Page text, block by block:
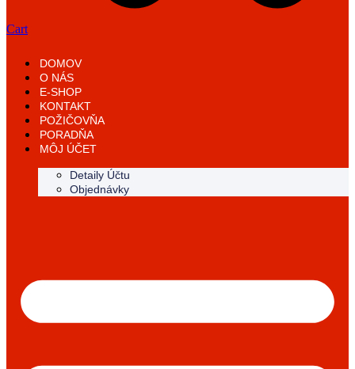
Cart
DOMOV
O NÁS
E-SHOP
KONTAKT
POŽIČOVŇA
PORADŇA
MÔJ ÚČET
Detaily Účtu
Objednávky